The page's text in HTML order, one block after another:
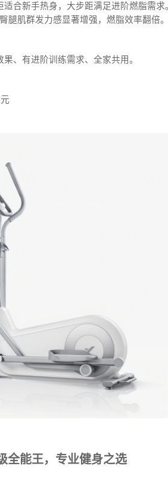
适合新手热身，大步距满足进阶燃脂需求
腿肌群发力感显著增强，燃脂效率翻倍
果、有进阶训练需求、全家共用。
全能王，专业健身之选